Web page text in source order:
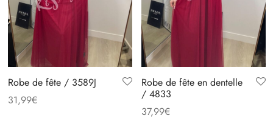
Robe de fête / 3589J
31,99€
Robe de fête en dentelle
/ 4833
37,99€